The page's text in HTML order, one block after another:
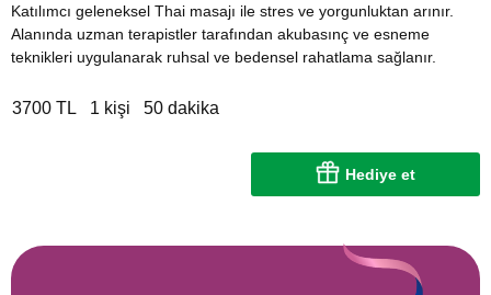
Katılımcı geleneksel Thai masajı ile stres ve yorgunluktan arınır.
Alanında uzman terapistler tarafından akubasınç ve esneme
teknikleri uygulanarak ruhsal ve bedensel rahatlama sağlanır.
3700 TL 1 kişi 50 dakika
Hediye et